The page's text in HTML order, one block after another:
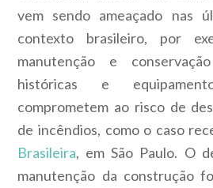
vem sendo ameaçado nas
contexto brasileiro, por
manutenção e
históricas e
comprometem ao risco de
de incêndios, como o caso
Brasileira, em São Paulo. O
manutenção da construção